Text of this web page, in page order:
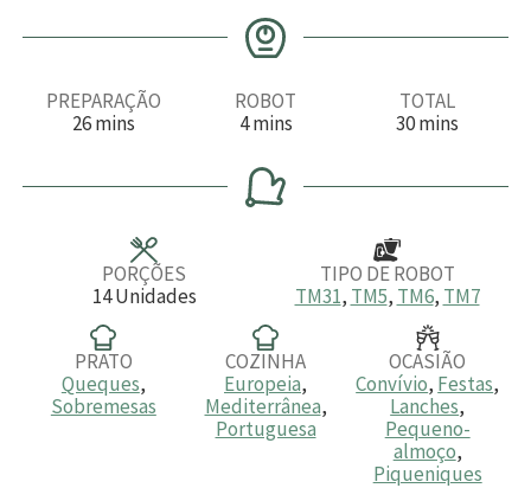
PREPARAÇÃO
26m
u
mins
ROBOT
4m
n
u
t
mins
TOTAL
30m
u
mins
PORÇÕES
14 Unidades
TIPO DE ROBOT
TM31, TM5, TM6, TM7
PRATO
Queques,
Sobremesas
COZINHA
Europeia,
Mediterrânea,
Portuguesa
OCASIÃO
Convívio, Festas,
Lanches,
Pequeno-
almoço,
Piqueniques